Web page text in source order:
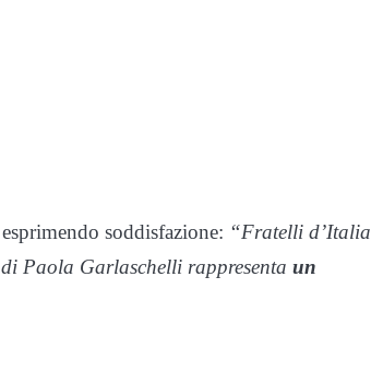
soddisfazione: “Fratelli d’Italia
Paola Garlaschelli rappresenta un